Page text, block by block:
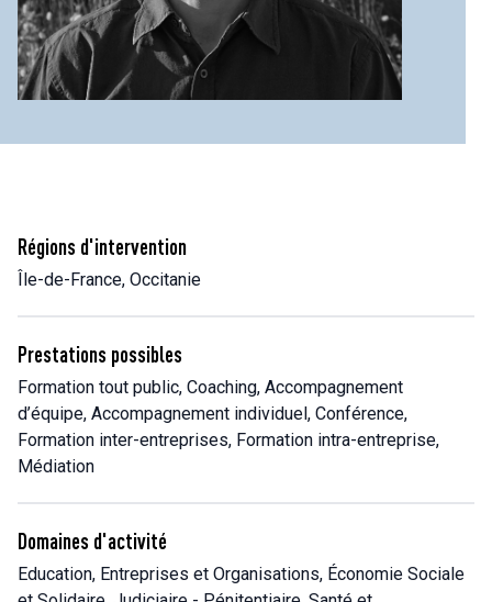
Régions d'intervention
Île-de-France, Occitanie
Prestations possibles
Formation tout public, Coaching, Accompagnement
d’équipe, Accompagnement individuel, Conférence,
Formation inter-entreprises, Formation intra-entreprise,
Médiation
Domaines d'activité
Education, Entreprises et Organisations, Économie Sociale